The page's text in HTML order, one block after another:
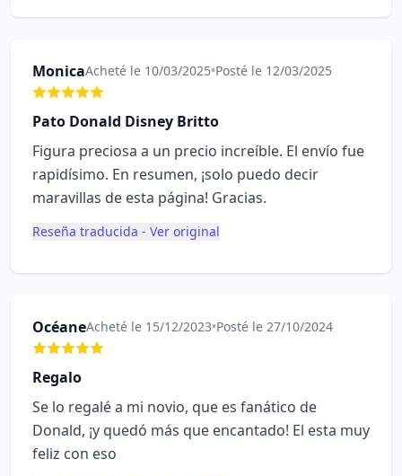
MonicaAcheté le 10/03/2025•Posté le 12/03/2025
Pato Donald Disney Britto
Figura preciosa a un precio increíble. El envío fue
rapidísimo. En resumen, ¡solo puedo decir
maravillas de esta página! Gracias.
Reseña traducida - Ver original
OcéaneAcheté le 15/12/2023•Posté le 27/10/2024
Regalo
Se lo regalé a mi novio, que es fanático de
Donald, ¡y quedó más que encantado! El esta muy
feliz con eso